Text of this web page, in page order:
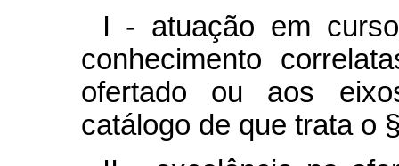
I - atuação em
conhecimento
ofertado ou aos
catálogo de que trata o